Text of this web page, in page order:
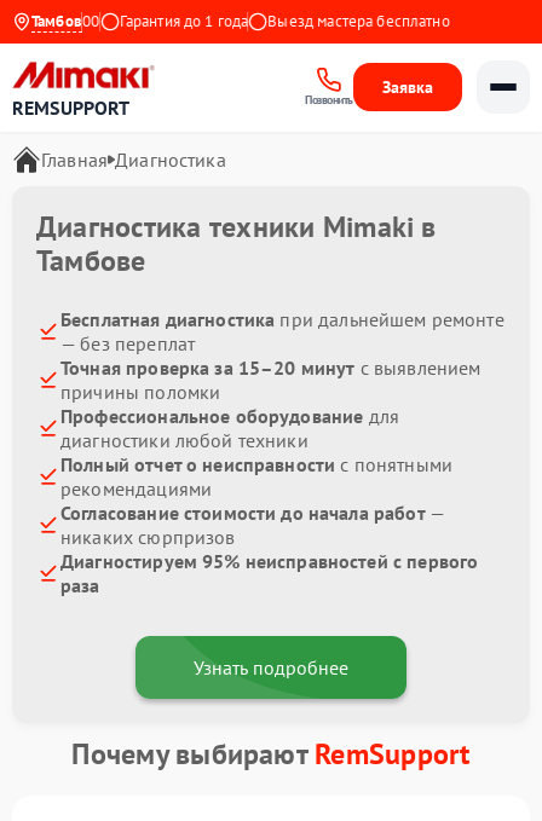
Тамбов
до 21:00 Гарантия до 1 года Выезд мастера бесплатно
REMSUPPORT Позвонить
Заявка
Главная Диагностика
Диагностика техники Mimaki в
Тамбове
Бесплатная диагностика при дальнейшем ремонте
— без переплат
Точная проверка за 15–20 минут с выявлением
причины поломки
Профессиональное оборудование для
диагностики любой техники
Полный отчет о неисправности с понятными
рекомендациями
Согласование стоимости до начала работ—
никаких сюрпризов
Диагностируем 95% неисправностей с первого
раза
Узнать подробнее
Почему выбираютRemSupport